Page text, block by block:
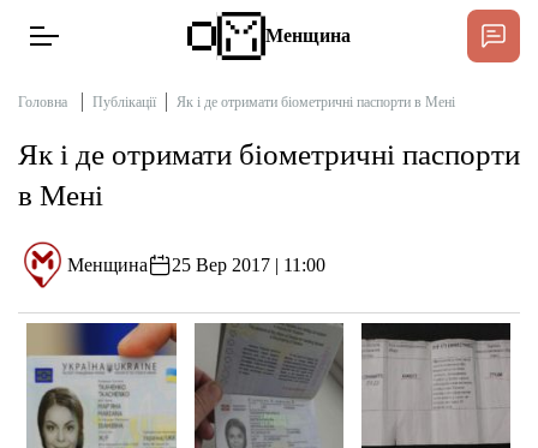
Новини
Інтерв’ю
Тексти
Публікації
Менщина
Головна Публікації Як і де отримати біометричні паспорти в Мені
Як і де отримати біометричні паспорти
в Мені
Менщина 25 Вер 2017 | 11:00